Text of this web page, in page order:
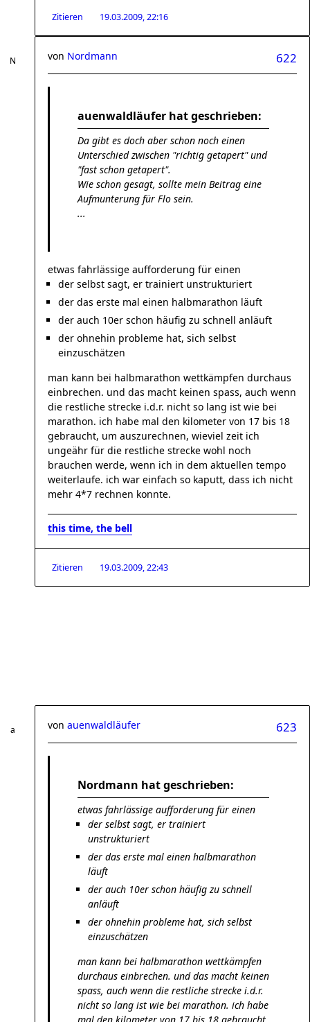
Zitieren 19.03.2009, 22:16
622
von Nordmann
auenwaldläufer hat geschrieben:
Da gibt es doch aber schon noch einen
Unterschied zwischen "richtig getapert" und
"fast schon getapert".
Wie schon gesagt, sollte mein Beitrag eine
Aufmunterung für Flo sein.
...
etwas fahrlässige aufforderung für einen
der selbst sagt, er trainiert unstrukturiert
der das erste mal einen halbmarathon läuft
der auch 10er schon häufig zu schnell anläuft
der ohnehin probleme hat, sich selbst
einzuschätzen
man kann bei halbmarathon wettkämpfen durchaus
einbrechen. und das macht keinen spass, auch wenn
die restliche strecke i.d.r. nicht so lang ist wie bei
marathon. ich habe mal den kilometer von 17 bis 18
gebraucht, um auszurechnen, wieviel zeit ich
ungeähr für die restliche strecke wohl noch
brauchen werde, wenn ich in dem aktuellen tempo
weiterlaufe. ich war einfach so kaputt, dass ich nicht
mehr 4*7 rechnen konnte.
this time, the bell
Zitieren 19.03.2009, 22:43
623
von auenwaldläufer
Nordmann hat geschrieben:
etwas fahrlässige aufforderung für einen
der selbst sagt, er trainiert
unstrukturiert
der das erste mal einen halbmarathon
läuft
der auch 10er schon häufig zu schnell
anläuft
der ohnehin probleme hat, sich selbst
einzuschätzen
man kann bei halbmarathon wettkämpfen
durchaus einbrechen. und das macht keinen
spass, auch wenn die restliche strecke i.d.r.
nicht so lang ist wie bei marathon. ich habe